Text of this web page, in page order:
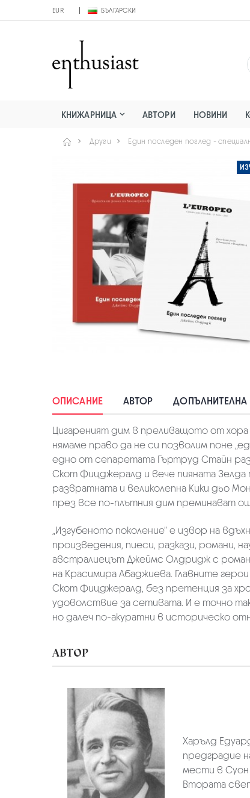
EUR БЪЛГАРСКИ
КНИЖАРНИЦА АВТОРИ НОВИНИ
Други Един последен поглед -
ОПИСАНИЕ АВТОР
Цигареният дим в преливащото от
нямаме право да не си позволим поне
едно от сепаретата Гъртруд Стайн
Скот Фицджералд и вече пияната
развратната и великолепна Кики дьо
през все по-плътния дим преминават
„Изгубеното поколение“ е извор на
произведения, пиеси, разкази, романи,
австралиецът Джеймс Олдридж с романа
на Красимира Абаджиева. Главните
Скот Фицджералд, без претенция за
удоволствие за сетивата. И е точно
но далеч по-акуратни в историческо
АВТОР
Харълд
предградие
мести в Суон
Втората